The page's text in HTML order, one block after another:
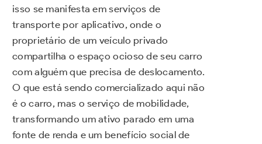
isso se manifesta em serviços de
transporte por aplicativo, onde o
proprietário de um veículo privado
compartilha o espaço ocioso de seu carro
com alguém que precisa de deslocamento.
O que está sendo comercializado aqui não
é o carro, mas o serviço de mobilidade,
transformando um ativo parado em uma
fonte de renda e um benefício social de